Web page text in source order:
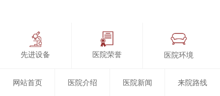
先进设备 医院荣誉 医院环境
网站首页 医院介绍 医院新闻 来院路线